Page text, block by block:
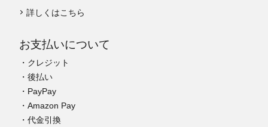
詳しくはこちら
お支払いについて
・クレジット
・後払い
・PayPay
・Amazon Pay
・代金引換